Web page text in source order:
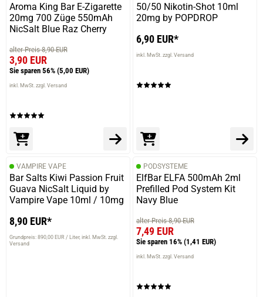
Aroma King Bar E-Zigarette
20mg 700 Züge 550mAh
NicSalt Blue Raz Cherry
alter Preis 8,90 EUR
3,90 EUR
Sie sparen 56% (5,00 EUR)
inkl. MwSt. zzgl. Versand
50/50 Nikotin-Shot 10ml
20mg by POPDROP
6,90 EUR*
inkl. MwSt. zzgl. Versand
VAMPIRE VAPE
Bar Salts Kiwi Passion Fruit
Guava NicSalt Liquid by
Vampire Vape 10ml / 10mg
8,90 EUR*
Grundpreis: 890,00 EUR / Liter inkl. MwSt. zzgl.
Versand
PODSYSTEME
ElfBar ELFA 500mAh 2ml
Prefilled Pod System Kit
Navy Blue
alter Preis 8,90 EUR
7,49 EUR
Sie sparen 16% (1,41 EUR)
inkl. MwSt. zzgl. Versand